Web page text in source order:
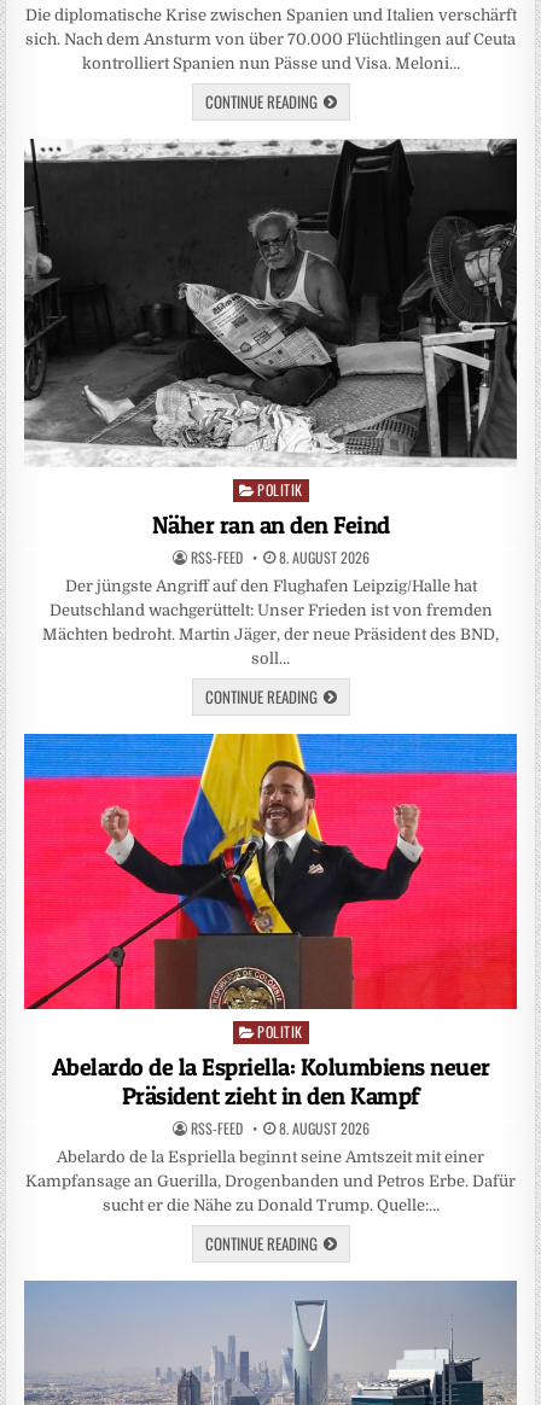
Die diplomatische Krise zwischen Spanien und Italien verschärft
sich. Nach dem Ansturm von über 70.000 Flüchtlingen auf Ceuta
kontrolliert Spanien nun Pässe und Visa. Meloni…
CONTINUE READING
Posted
POLITIK
Näher ran an den Feind
RSS-FEED 8. AUGUST 2026
Der jüngste Angriff auf den Flughafen Leipzig/Halle hat
Deutschland wachgerüttelt: Unser Frieden ist von fremden
Mächten bedroht. Martin Jäger, der neue Präsident des BND,
soll…
CONTINUE READING
Posted
POLITIK
Abelardo de la Espriella: Kolumbiens neuer
Präsident zieht in den Kampf
RSS-FEED 8. AUGUST 2026
Abelardo de la Espriella beginnt seine Amtszeit mit einer
Kampfansage an Guerilla, Drogenbanden und Petros Erbe. Dafür
sucht er die Nähe zu Donald Trump. Quelle:…
CONTINUE READING